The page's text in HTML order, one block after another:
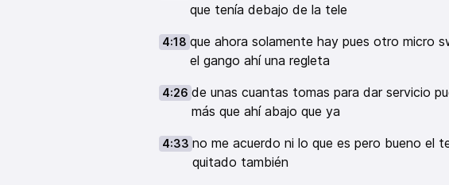
que tenía debajo de la tele
4:18 que ahora solamente hay pues otro micro
el gango ahí una regleta
4:26 de unas cuantas tomas para dar servicio
más que ahí abajo que ya
4:33 no me acuerdo ni lo que es pero bueno el
quitado también